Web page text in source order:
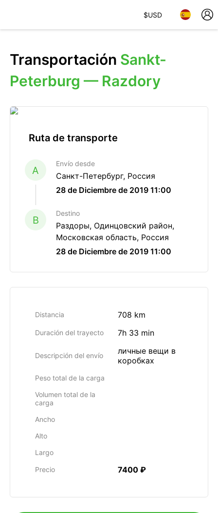
$USD
Transportación Sankt-
Peterburg — Razdory
Ruta de transporte
A
Envío desde
Санкт-Петербург, Россия
28 de Diciembre de 2019 11:00
B
Destino
Раздоры, Одинцовский район,
Московская область, Россия
28 de Diciembre de 2019 11:00
Distancia 708 km
Duración del trayecto 7h 33 min
Descripción del envío
личные вещи в
коробках
Peso total de la carga
Volumen total de la
carga
Ancho
Alto
Largo
Precio 7400 ₽